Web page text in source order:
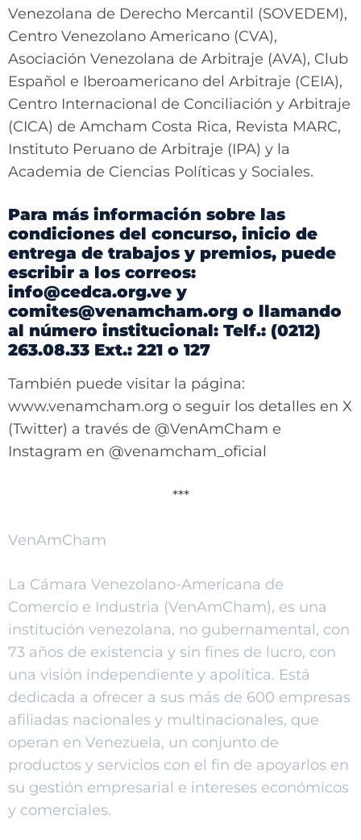
Venezolana de Derecho Mercantil (SOVEDEM),
Centro Venezolano Americano (CVA),
Asociación Venezolana de Arbitraje (AVA), Club
Español e Iberoamericano del Arbitraje (CEIA),
Centro Internacional de Conciliación y Arbitraje
(CICA) de Amcham Costa Rica, Revista MARC,
Instituto Peruano de Arbitraje (IPA) y la
Academia de Ciencias Políticas y Sociales.
Para más información sobre las
condiciones del concurso, inicio de
entrega de trabajos y premios, puede
escribir a los correos:
info@cedca.org.ve y
comites@venamcham.org o llamando
al número institucional: Telf.: (0212)
263.08.33 Ext.: 221 o 127
También puede visitar la página:
www.venamcham.org o seguir los detalles en X
(Twitter) a través de @VenAmCham e
Instagram en @venamcham_oficial
***
VenAmCham
La Cámara Venezolano-Americana de
Comercio e Industria (VenAmCham), es una
institución venezolana, no gubernamental, con
73 años de existencia y sin fines de lucro, con
una visión independiente y apolítica. Está
dedicada a ofrecer a sus más de 600 empresas
afiliadas nacionales y multinacionales, que
operan en Venezuela, un conjunto de
productos y servicios con el fin de apoyarlos en
su gestión empresarial e intereses económicos
y comerciales.